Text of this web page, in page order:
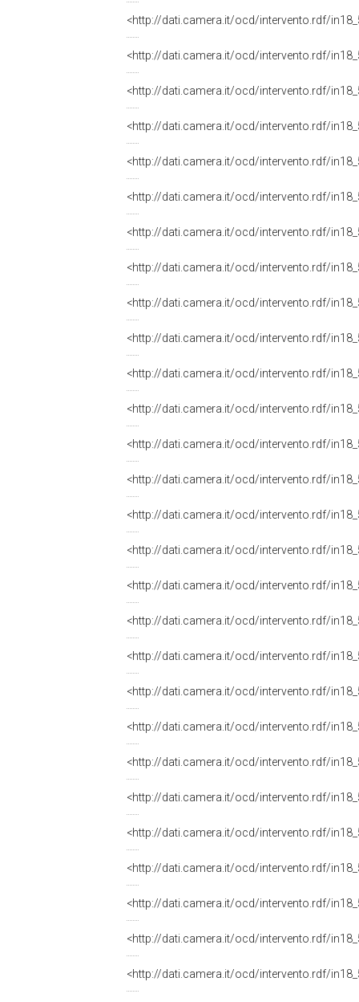
<http://dati.camera.it/ocd/intervento.rdf/
<http://dati.camera.it/ocd/intervento.rdf/
<http://dati.camera.it/ocd/intervento.rdf/
<http://dati.camera.it/ocd/intervento.rdf/
<http://dati.camera.it/ocd/intervento.rdf/
<http://dati.camera.it/ocd/intervento.rdf/
<http://dati.camera.it/ocd/intervento.rdf/
<http://dati.camera.it/ocd/intervento.rdf/
<http://dati.camera.it/ocd/intervento.rdf/
<http://dati.camera.it/ocd/intervento.rdf/
<http://dati.camera.it/ocd/intervento.rdf/
<http://dati.camera.it/ocd/intervento.rdf/
<http://dati.camera.it/ocd/intervento.rdf/
<http://dati.camera.it/ocd/intervento.rdf/
<http://dati.camera.it/ocd/intervento.rdf/
<http://dati.camera.it/ocd/intervento.rdf/
<http://dati.camera.it/ocd/intervento.rdf/
<http://dati.camera.it/ocd/intervento.rdf/
<http://dati.camera.it/ocd/intervento.rdf/
<http://dati.camera.it/ocd/intervento.rdf/
<http://dati.camera.it/ocd/intervento.rdf/
<http://dati.camera.it/ocd/intervento.rdf/
<http://dati.camera.it/ocd/intervento.rdf/
<http://dati.camera.it/ocd/intervento.rdf/
<http://dati.camera.it/ocd/intervento.rdf/
<http://dati.camera.it/ocd/intervento.rdf/
<http://dati.camera.it/ocd/intervento.rdf/
<http://dati.camera.it/ocd/intervento.rdf/